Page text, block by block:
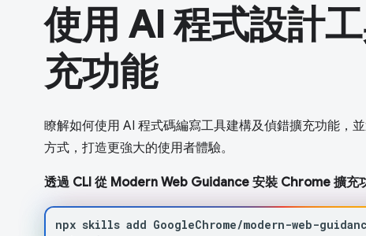
使用 AI 程式設計
充功能
瞭解如何使用 AI 程式碼編寫工具建構及偵錯擴充功能，
方式，打造更強大的使用者體驗。
透過 CLI 從 Modern Web Guidance 安裝 Chrome 擴充
npx skills add GoogleChrome/modern-web-